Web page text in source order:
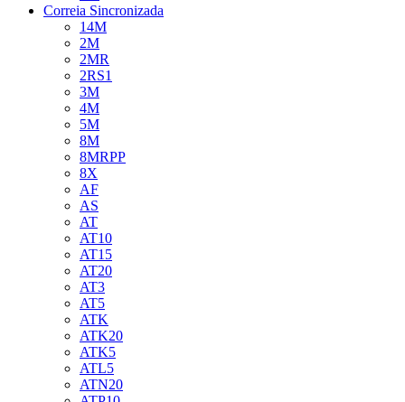
Correia Sincronizada
14M
2M
2MR
2RS1
3M
4M
5M
8M
8MRPP
8X
AF
AS
AT
AT10
AT15
AT20
AT3
AT5
ATK
ATK20
ATK5
ATL5
ATN20